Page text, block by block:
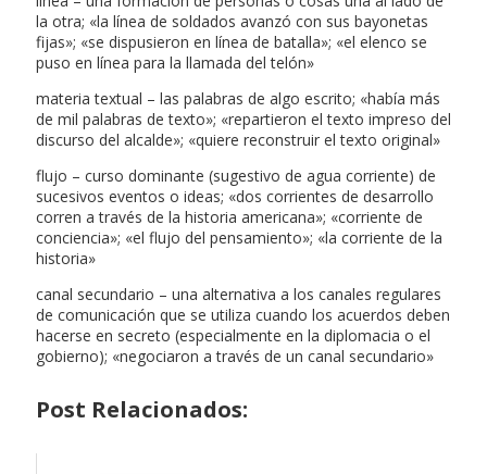
la otra; «la línea de soldados avanzó con sus bayonetas
fijas»; «se dispusieron en línea de batalla»; «el elenco se
puso en línea para la llamada del telón»
materia textual – las palabras de algo escrito; «había más
de mil palabras de texto»; «repartieron el texto impreso del
discurso del alcalde»; «quiere reconstruir el texto original»
flujo – curso dominante (sugestivo de agua corriente) de
sucesivos eventos o ideas; «dos corrientes de desarrollo
corren a través de la historia americana»; «corriente de
conciencia»; «el flujo del pensamiento»; «la corriente de la
historia»
canal secundario – una alternativa a los canales regulares
de comunicación que se utiliza cuando los acuerdos deben
hacerse en secreto (especialmente en la diplomacia o el
gobierno); «negociaron a través de un canal secundario»
Post Relacionados: